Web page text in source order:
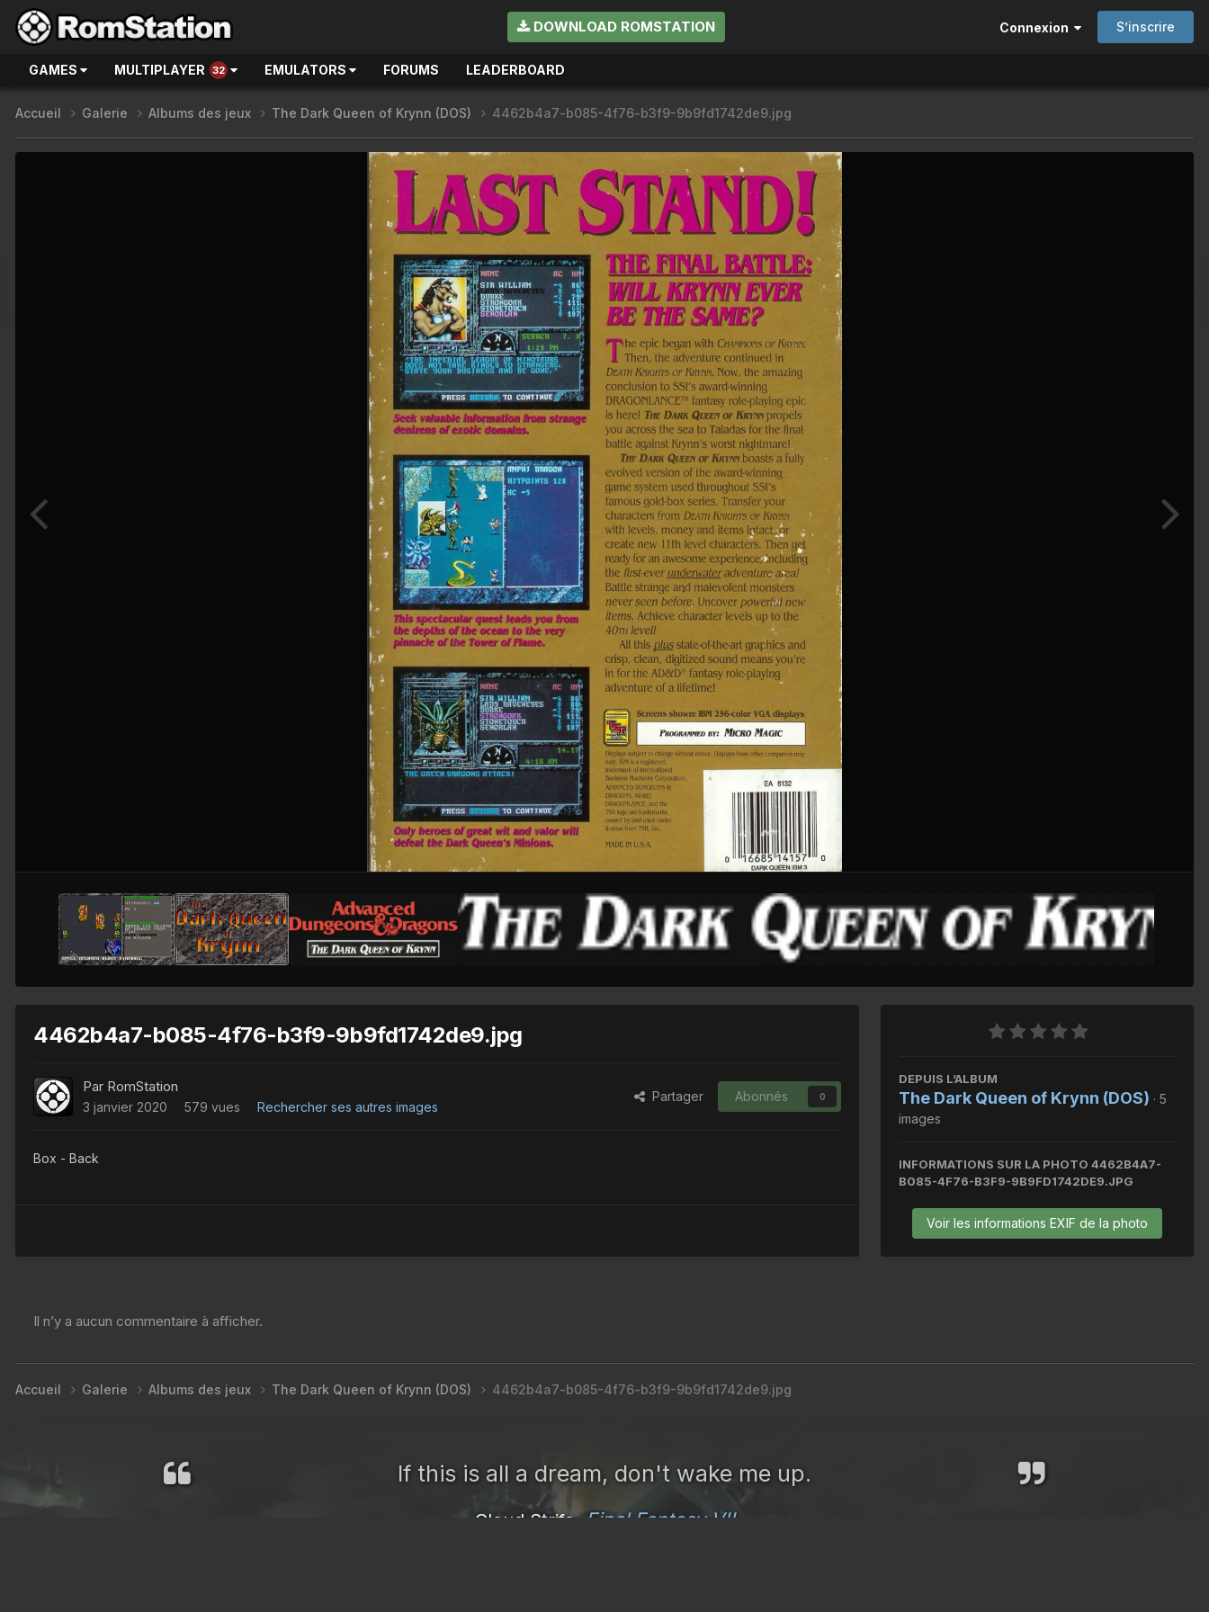
DOWNLOAD ROMSTATION Connexion S’inscrire
GAMES MULTIPLAYER 32 EMULATORS FORUMS LEADERBOARD
Accueil Galerie Albums des jeux The Dark Queen of Krynn (DOS) 4462b4a7-b085-4f76-b3f9-9b9fd1742de9.jpg
4462b4a7-b085-4f76-b3f9-9b9fd1742de9.jpg
Par RomStation
3 janvier 2020 579 vues Rechercher ses autres images
Partager Abonnés 0
Box - Back
DEPUIS L’ALBUM
The Dark Queen of Krynn (DOS) · 5
images
INFORMATIONS SUR LA PHOTO 4462B4A7-
B085-4F76-B3F9-9B9FD1742DE9.JPG
Voir les informations EXIF de la photo
Il n’y a aucun commentaire à afficher.
Accueil Galerie Albums des jeux The Dark Queen of Krynn (DOS) 4462b4a7-b085-4f76-b3f9-9b9fd1742de9.jpg
If this is all a dream, don't wake me up.
Cloud Strife, Final Fantasy VII